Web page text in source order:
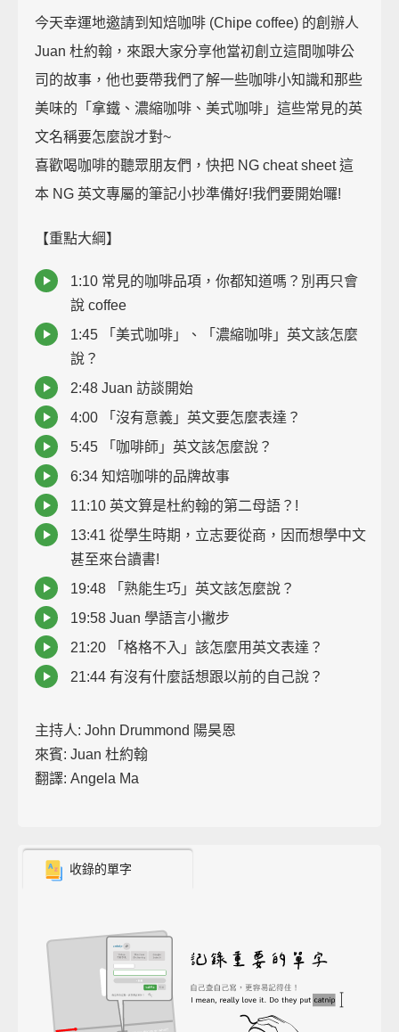
今天幸運地邀請到知焙咖啡 (Chipe coffee) 的創辦人
Juan 杜約翰，來跟大家分享他當初創立這間咖啡公
司的故事，他也要帶我們了解一些咖啡小知識和那些
美味的「拿鐵、濃縮咖啡、美式咖啡」這些常見的英
文名稱要怎麼說才對~
喜歡喝咖啡的聽眾朋友們，快把 NG cheat sheet 這
本 NG 英文專屬的筆記小抄準備好!我們要開始囉!
【重點大綱】
1:10 常見的咖啡品項，你都知道嗎？別再只會
說 coffee
1:45 「美式咖啡」、「濃縮咖啡」英文該怎麼
說？
2:48 Juan 訪談開始
4:00 「沒有意義」英文要怎麼表達？
5:45 「咖啡師」英文該怎麼說？
6:34 知焙咖啡的品牌故事
11:10 英文算是杜約翰的第二母語？!
13:41 從學生時期，立志要從商，因而想學中文
甚至來台讀書!
19:48 「熟能生巧」英文該怎麼說？
19:58 Juan 學語言小撇步
21:20 「格格不入」該怎麼用英文表達？
21:44 有沒有什麼話想跟以前的自己說？
主持人: John Drummond 陽昊恩
來賓: Juan 杜約翰
翻譯: Angela Ma
收錄的單字